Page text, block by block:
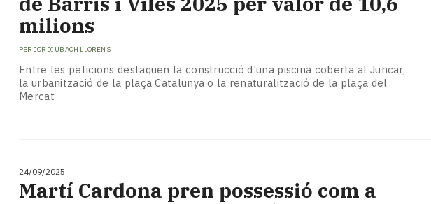
milions
PER JORDI UBACH LLORENS
Entre les peticions destaquen la construcció d'una piscina coberta al Juncar,
la urbanització de la plaça Catalunya o la renaturalització de la plaça del
Mercat
24/09/2025
Martí Cardona pren possessió com a